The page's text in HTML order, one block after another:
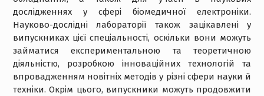
дослідженнях у сфері біомедичної електроніки.
Науково-дослідні лабораторії також зацікавлені у
випускниках цієї спеціальності, оскільки вони можуть
займатися експериментальною та теоретичною
діяльністю, розробкою інноваційних технологій та
впровадженням новітніх методів у різні сфери науки й
техніки. Окрім цього, випускники можуть продовжити